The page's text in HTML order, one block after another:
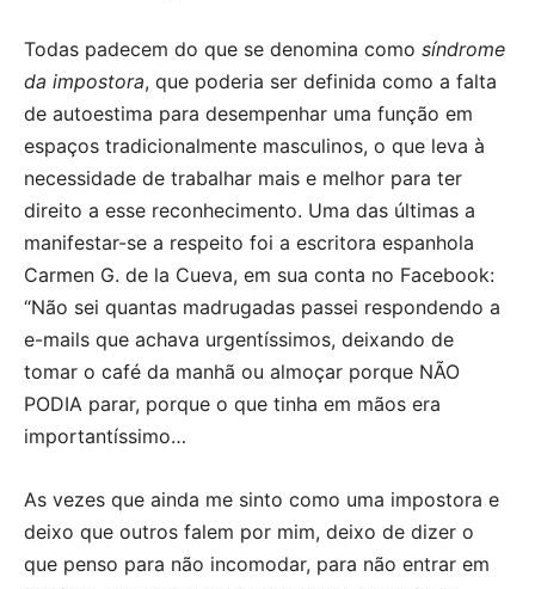
Todas padecem do que se denomina como síndrome
da impostora, que poderia ser definida como a falta
de autoestima para desempenhar uma função em
espaços tradicionalmente masculinos, o que leva à
necessidade de trabalhar mais e melhor para ter
direito a esse reconhecimento. Uma das últimas a
manifestar-se a respeito foi a escritora espanhola
Carmen G. de la Cueva, em sua conta no Facebook:
“Não sei quantas madrugadas passei respondendo a
e-mails que achava urgentíssimos, deixando de
tomar o café da manhã ou almoçar porque NÃO
PODIA parar, porque o que tinha em mãos era
importantíssimo…
As vezes que ainda me sinto como uma impostora e
deixo que outros falem por mim, deixo de dizer o
que penso para não incomodar, para não entrar em